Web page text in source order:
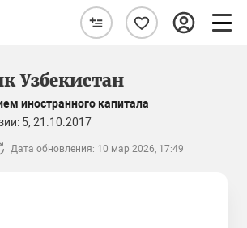
Узбекистан
иностранного капитала
5, 21.10.2017
Дата обновления: 10 мар 2026, 17:49